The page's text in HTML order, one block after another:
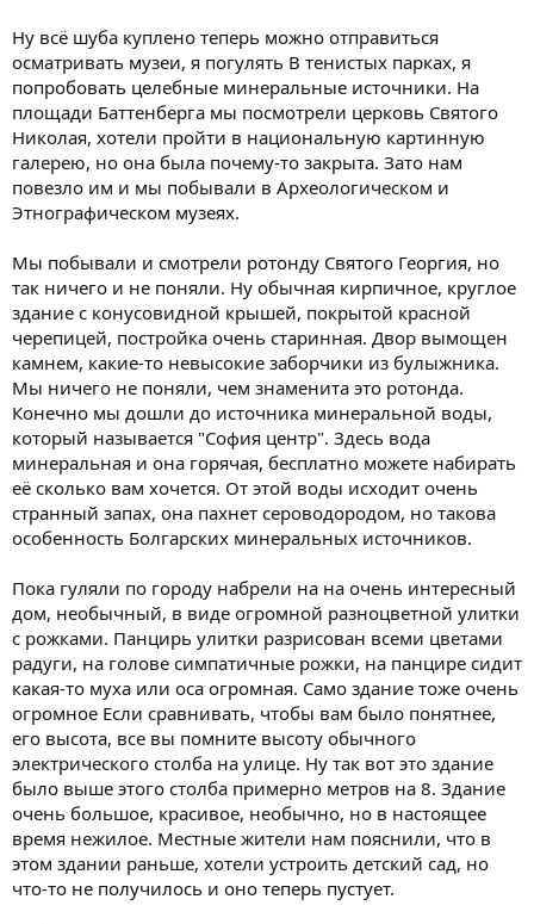
Ну всё шуба куплено теперь можно отправиться
осматривать музеи, я погулять В тенистых парках, я
попробовать целебные минеральные источники. На
площади Баттенберга мы посмотрели церковь Святого
Николая, хотели пройти в национальную картинную
галерею, но она была почему-то закрыта. Зато нам
повезло им и мы побывали в Археологическом и
Этнографическом музеях.
Мы побывали и смотрели ротонду Святого Георгия, но
так ничего и не поняли. Ну обычная кирпичное, круглое
здание с конусовидной крышей, покрытой красной
черепицей, постройка очень старинная. Двор вымощен
камнем, какие-то невысокие заборчики из булыжника.
Мы ничего не поняли, чем знаменита это ротонда.
Конечно мы дошли до источника минеральной воды,
который называется "София центр". Здесь вода
минеральная и она горячая, бесплатно можете набирать
её сколько вам хочется. От этой воды исходит очень
странный запах, она пахнет сероводородом, но такова
особенность Болгарских минеральных источников.
Пока гуляли по городу набрели на на очень интересный
дом, необычный, в виде огромной разноцветной улитки
с рожками. Панцирь улитки разрисован всеми цветами
радуги, на голове симпатичные рожки, на панцире сидит
какая-то муха или оса огромная. Само здание тоже очень
огромное Если сравнивать, чтобы вам было понятнее,
его высота, все вы помните высоту обычного
электрического столба на улице. Ну так вот это здание
было выше этого столба примерно метров на 8. Здание
очень большое, красивое, необычно, но в настоящее
время нежилое. Местные жители нам пояснили, что в
этом здании раньше, хотели устроить детский сад, но
что-то не получилось и оно теперь пустует.